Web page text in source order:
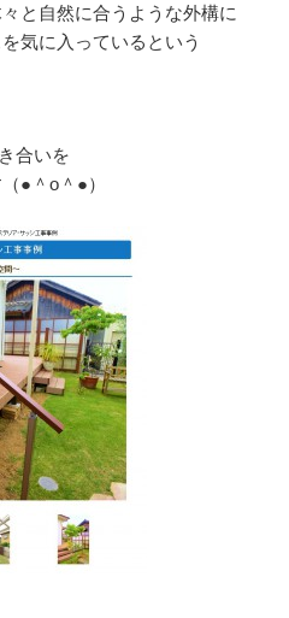
と自然に合うような外構に
気に入っているという
合いを
●＾o＾●）